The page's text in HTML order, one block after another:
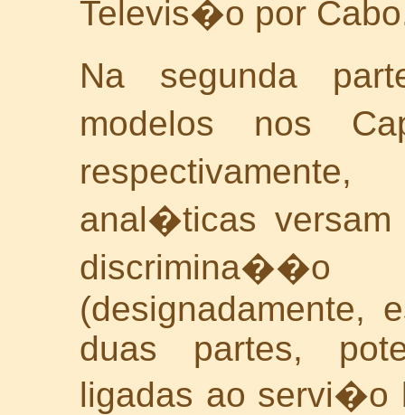
Televis�o por
Na segunda
modelos nos
anal�ticas
(designadamente,
duas partes,
ligadas ao